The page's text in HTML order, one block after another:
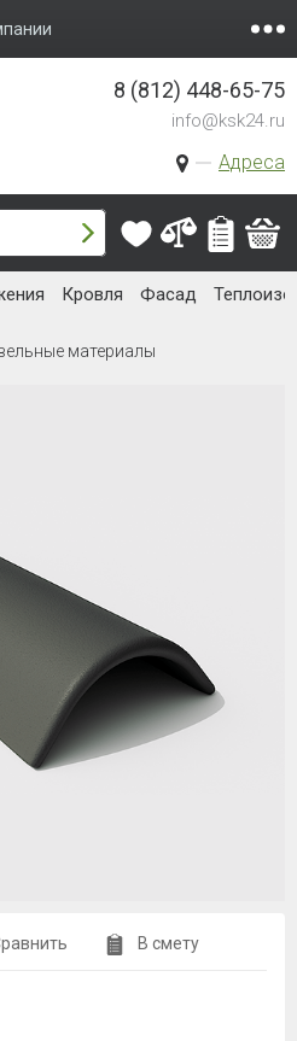
Адреса
8 (812) 448-65-75
info@ksk24.ru
Кровля Фасад
материалы
В смету